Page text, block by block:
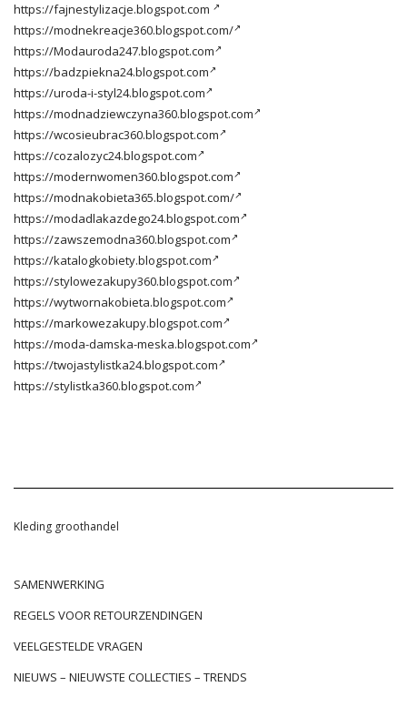
https://fajnestylizacje.blogspot.com
https://modnekreacje360.blogspot.com/
https://Modauroda247.blogspot.com
https://badzpiekna24.blogspot.com
https://uroda-i-styl24.blogspot.com
https://modnadziewczyna360.blogspot.com
https://wcosieubrac360.blogspot.com
https://cozalozyc24.blogspot.com
https://modernwomen360.blogspot.com
https://modnakobieta365.blogspot.com/
https://modadlakazdego24.blogspot.com
https://zawszemodna360.blogspot.com
https://katalogkobiety.blogspot.com
https://stylowezakupy360.blogspot.com
https://wytwornakobieta.blogspot.com
https://markowezakupy.blogspot.com
https://moda-damska-meska.blogspot.com
https://twojastylistka24.blogspot.com
https://stylistka360.blogspot.com
Kleding groothandel
SAMENWERKING
REGELS VOOR RETOURZENDINGEN
VEELGESTELDE VRAGEN
NIEUWS – NIEUWSTE COLLECTIES – TRENDS